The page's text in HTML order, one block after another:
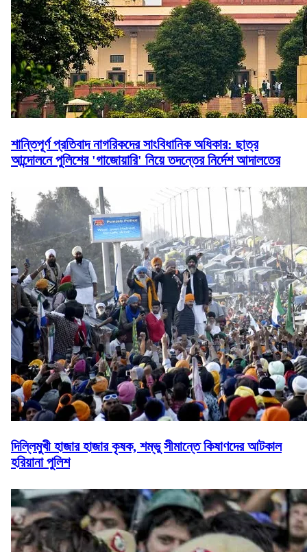
শান্তিপূর্ণ প্রতিবাদ নাগরিকদের সাংবিধানিক অধিকার: ছাত্র
আন্দোলনে পুলিশের 'গাজোয়ারি' নিয়ে তদন্তের নির্দেশ আদালতের
দিল্লিমুখী হাজার হাজার কৃষক, শম্ভু সীমান্তে কিষাণদের আটকাল
হরিয়ানা পুলিশ